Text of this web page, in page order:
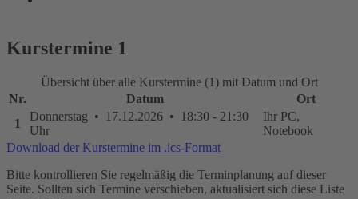
Kurstermine 1
Übersicht über alle Kurstermine (1) mit Datum und Ort
Nr.
Datum
Ort
1
Donnerstag • 17.12.2026 • 18:30 - 21:30
Uhr
Ihr PC,
Notebook
Download der Kurstermine im .ics-Format
Bitte kontrollieren Sie regelmäßig die Terminplanung auf dieser
Seite. Sollten sich Termine verschieben, aktualisiert sich diese Liste